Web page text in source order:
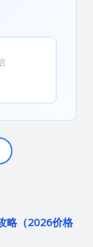
略（2026价格